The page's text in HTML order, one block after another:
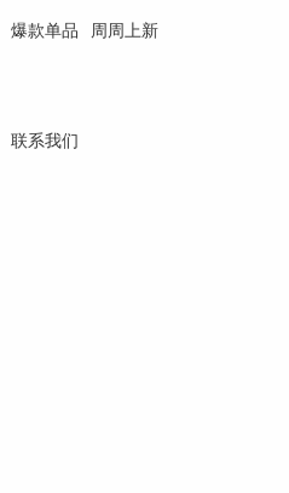
爆款单品 周周上新
联系我们